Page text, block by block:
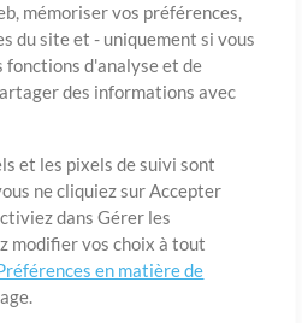
mémoriser vos préférences,
du site et - uniquement si vous
fonctions d'analyse et de
des informations avec
et les pixels de suivi sont
ne cliquiez sur Accepter
dans Gérer les
modifier vos choix à tout
en matière de
Connexion
Contact
LLC. Tous droits réservés.